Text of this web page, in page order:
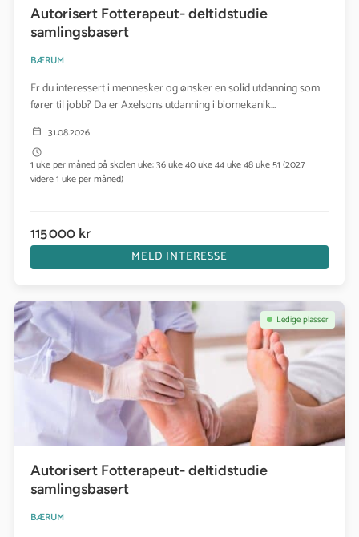
Autorisert Fotterapeut- deltidstudie
samlingsbasert
BÆRUM
Er du interessert i mennesker og ønsker en solid utdanning som
fører til jobb? Da er Axelsons utdanning i biomekanik...
31.08.2026
1 uke per måned på skolen uke: 36 uke 40 uke 44 uke 48 uke 51 (2027
videre 1 uke per måned)
115 000 kr
MELD INTERESSE
Se kurs: Autorisert Fotterapeut- deltidstudie samlingsbasert
Ledige plasser
Autorisert Fotterapeut- deltidstudie
samlingsbasert
BÆRUM